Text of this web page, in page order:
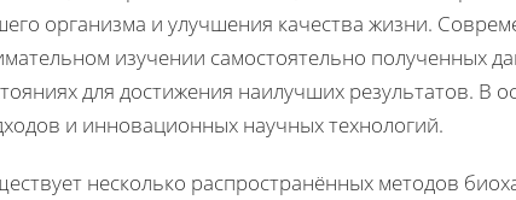
организма и улучшения качества жизни.
изучении самостоятельно полученных
для достижения наилучших результатов. В
и инновационных научных технологий.
несколько распространённых методов